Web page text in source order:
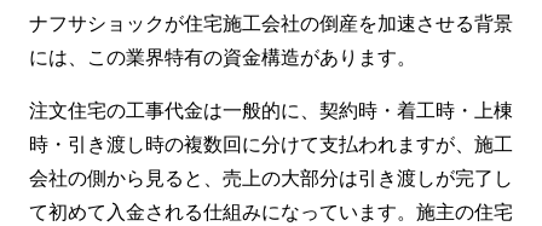
ナフサショックが住宅施工会社の倒産を加速させる背景
には、この業界特有の資金構造があります。
注文住宅の工事代金は一般的に、契約時・着工時・上棟
時・引き渡し時の複数回に分けて支払われますが、施工
会社の側から見ると、売上の大部分は引き渡しが完了し
て初めて入金される仕組みになっています。施主の住宅